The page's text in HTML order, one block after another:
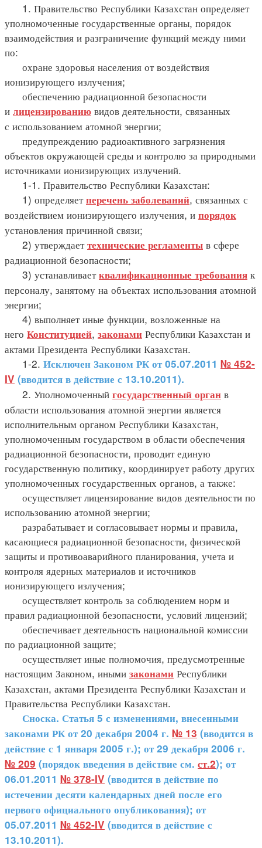
1. Правительство Республики Казахстан определяет
уполномоченные государственные органы, порядок
взаимодействия и разграничение функций между ними
по:
охране здоровья населения от воздействия
ионизирующего излучения;
обеспечению радиационной безопасности
и лицензированию видов деятельности, связанных
с использованием атомной энергии;
предупреждению радиоактивного загрязнения
объектов окружающей среды и контролю за природными
источниками ионизирующих излучений.
1-1. Правительство Республики Казахстан:
1) определяетперечень заболеваний, связанных с
воздействием ионизирующего излучения, и порядок
установления причинной связи;
2) утверждаеттехнические регламенты в сфере
радиационной безопасности;
3) устанавливаетквалификационные требования к
персоналу, занятому на объектах использования атомной
энергии;
4) выполняет иные функции, возложенные на
него Конституцией, законами Республики Казахстан и
актами Президента Республики Казахстан.
1-2. Исключен Законом РК от 05.07.2011 № 452-
IV (вводится в действие с 13.10.2011).
2. Уполномоченный государственный орган в
области использования атомной энергии является
исполнительным органом Республики Казахстан,
уполномоченным государством в области обеспечения
радиационной безопасности, проводит единую
государственную политику, координирует работу других
уполномоченных государственных органов, а также:
осуществляет лицензирование видов деятельности по
использованию атомной энергии;
разрабатывает и согласовывает нормы и правила,
касающиеся радиационной безопасности, физической
защиты и противоаварийного планирования, учета и
контроля ядерных материалов и источников
ионизирующего излучения;
осуществляет контроль за соблюдением норм и
правил радиационной безопасности, условий лицензий;
обеспечивает деятельность национальной комиссии
по радиационной защите;
осуществляет иные полномочия, предусмотренные
настоящим Законом, иными законами Республики
Казахстан, актами Президента Республики Казахстан и
Правительства Республики Казахстан.
Сноска. Статья 5 с изменениями, внесенными
законами РК от 20 декабря 2004 г. № 13 (вводится в
действие с 1 января 2005 г.); от 29 декабря 2006 г.
№ 209 (порядок введения в действие см. ст.2); от
06.01.2011 № 378-IV (вводится в действие по
истечении десяти календарных дней после его
первого официального опубликования); от
05.07.2011 № 452-IV (вводится в действие с
13.10.2011).